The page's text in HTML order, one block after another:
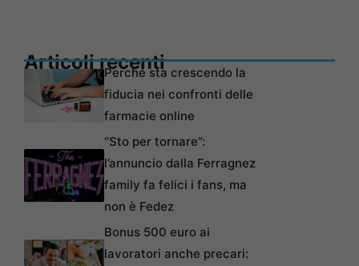
Articoli recentiPerché sta crescendo la
fiducia nei confronti delle
farmacie online
“Sto per tornare”:
l’annuncio dalla Ferragnez
family fa felici i fans, ma
non è Fedez
Bonus 500 euro ai
lavoratori anche precari: